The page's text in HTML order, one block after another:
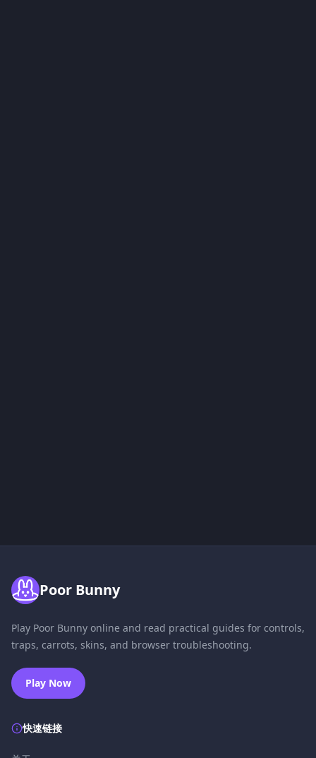
Poor Bunny
Play Poor Bunny online and read practical guides for controls,
traps, carrots, skins, and browser troubleshooting.
Play Now
快速链接